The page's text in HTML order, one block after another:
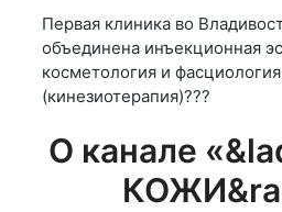
Первая клиника во
объединена инъекционная
косметология и фасциология
(кинезиотерапия)???
О канале